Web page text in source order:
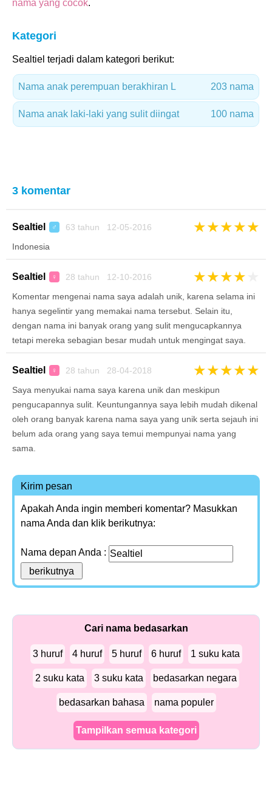
nama yang cocok.
Kategori
Sealtiel terjadi dalam kategori berikut:
Nama anak perempuan berakhiran L 203 nama
Nama anak laki-laki yang sulit diingat 100 nama
3 komentar
Sealtiel ♂ 63 tahun 12-05-2016 ★★★★★
Indonesia
Sealtiel ♀ 28 tahun 12-10-2016 ★★★★
Komentar mengenai nama saya adalah unik, karena selama ini
hanya segelintir yang memakai nama tersebut. Selain itu,
dengan nama ini banyak orang yang sulit mengucapkannya
tetapi mereka sebagian besar mudah untuk mengingat saya.
Sealtiel ♀ 28 tahun 28-04-2018 ★★★★★
Saya menyukai nama saya karena unik dan meskipun
pengucapannya sulit. Keuntungannya saya lebih mudah dikenal
oleh orang banyak karena nama saya yang unik serta sejauh ini
belum ada orang yang saya temui mempunyai nama yang
sama.
Kirim pesan
Apakah Anda ingin memberi komentar? Masukkan
nama Anda dan klik berikutnya:
Nama depan Anda :
Cari nama bedasarkan
3 huruf 4 huruf 5 huruf 6 huruf 1 suku kata
2 suku kata 3 suku kata bedasarkan negara
bedasarkan bahasa nama populer
Tampilkan semua kategori